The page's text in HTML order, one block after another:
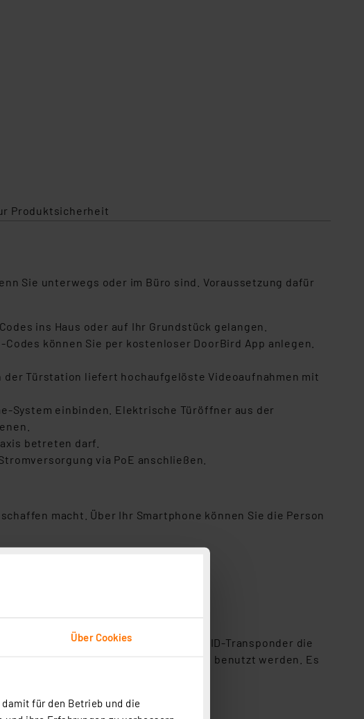
Über Cookies
für den Betrieb und die
Produktsicherheit
Sie unterwegs oder im Büro sind. Voraussetzung dafür
ins Haus oder auf Ihr Grundstück gelangen.
können Sie per kostenloser DoorBird App anlegen.
der Türstation liefert hochaufgelöste Videoaufnahmen mit
System einbinden. Elektrische Türöffner aus der
betreten darf.
via PoE anschließen.
macht. Über Ihr Smartphone können Sie die Person
m Reichweite sind möglich.
können mit einem RFID-Transponder die
das integrierte Keypad zum Öffnen benutzt werden. Es